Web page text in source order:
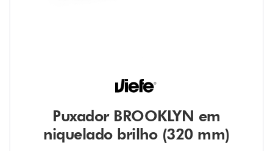
Puxador BROOKLYN em
niquelado brilho (320 mm)